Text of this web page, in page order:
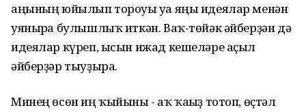
аңының юйылып тороуы уға яңы идеялар менән
уянырға булышлыҡ иткән. Ваҡ-төйәк әйберҙән дә
идеялар күреп, ысын ижад кешеләре аҫыл
әйберҙәр тыуҙыра.
Минең өсөн иң ҡыйыны - аҡ ҡағыҙ тотоп, өҫтәл